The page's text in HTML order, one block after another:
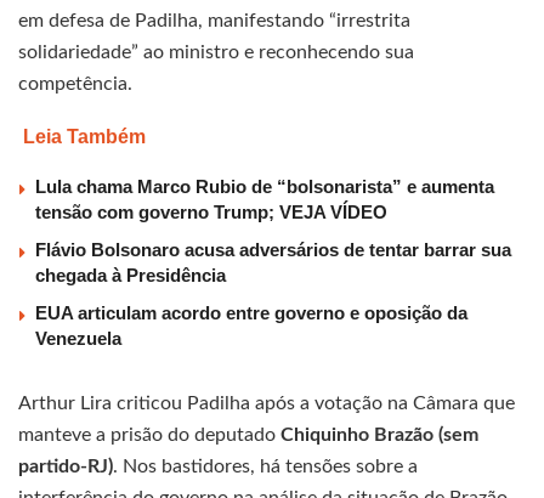
em defesa de Padilha, manifestando “irrestrita
solidariedade” ao ministro e reconhecendo sua
competência.
Leia Também
Lula chama Marco Rubio de “bolsonarista” e aumenta
tensão com governo Trump; VEJA VÍDEO
Flávio Bolsonaro acusa adversários de tentar barrar sua
chegada à Presidência
EUA articulam acordo entre governo e oposição da
Venezuela
Arthur Lira criticou Padilha após a votação na Câmara que
manteve a prisão do deputado Chiquinho Brazão (sem
partido-RJ). Nos bastidores, há tensões sobre a